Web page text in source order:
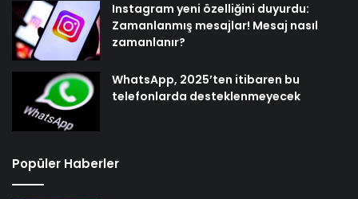
Instagram yeni özelliğini duyurdu:
Zamanlanmış mesajlar! Mesaj nasıl
zamanlanır?
WhatsApp, 2025’ten itibaren bu
telefonlarda desteklenmeyecek
Popüler Haberler